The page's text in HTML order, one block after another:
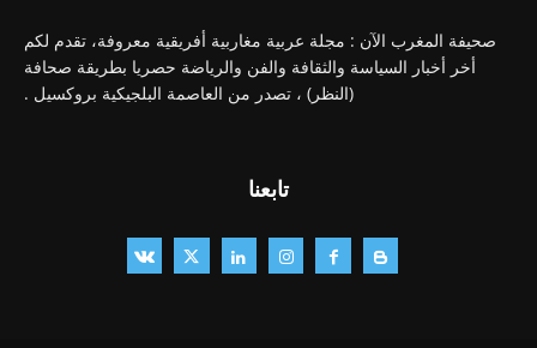
صحيفة المغرب الآن : مجلة عربية مغاربية أفريقية معروفة، تقدم لكم
أخر أخبار السياسة والثقافة والفن والرياضة حصريا بطريقة صحافة
(النظر) ، تصدر من العاصمة البلجيكية بروكسيل .
تابعنا